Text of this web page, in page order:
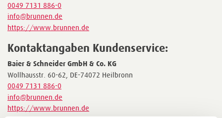
0049 7131 886-0
info@brunnen.de
https://www.brunnen.de
Kontaktangaben Kundenservice:
Baier & Schneider GmbH & Co. KG
Wollhausstr. 60-62, DE-74072 Heilbronn
0049 7131 886-0
info@brunnen.de
https://www.brunnen.de